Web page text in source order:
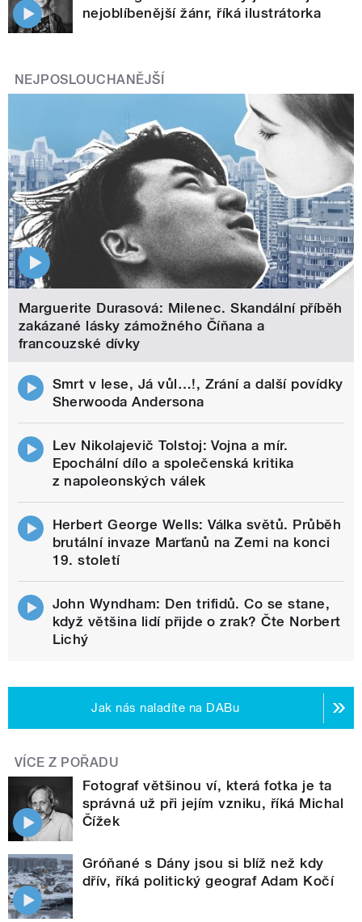
nejoblíbenější žánr, říká ilustrátorka
NEJPOSLOUCHANĚJŠÍ
Marguerite Durasová: Milenec. Skandální příběh
zakázané lásky zámožného Číňana a
francouzské dívky
Smrt v lese, Já vůl…!, Zrání a další povídky
Sherwooda Andersona
Lev Nikolajevič Tolstoj: Vojna a mír.
Epochální dílo a společenská kritika
z napoleonských válek
Herbert George Wells: Válka světů. Průběh
brutální invaze Marťanů na Zemi na konci
19. století
John Wyndham: Den trifidů. Co se stane,
když většina lidí přijde o zrak? Čte Norbert
Lichý
Jak nás naladíte na DABu
VÍCE Z POŘADU
Fotograf většinou ví, která fotka je ta
správná už při jejím vzniku, říká Michal
Čížek
Gróňané s Dány jsou si blíž než kdy
dřív, říká politický geograf Adam Kočí